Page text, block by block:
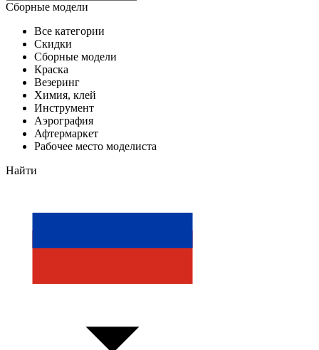
Сборные модели
Все категории
Скидки
Сборные модели
Краска
Везеринг
Химия, клей
Инструмент
Аэрография
Афтермаркет
Рабочее место моделиста
Найти